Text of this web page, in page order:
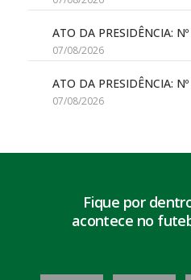
ATO DA PRESIDÊNCIA:
07/08/2026
ATO DA PRESIDÊNCIA:
07/08/2026
Fique por
acontece no